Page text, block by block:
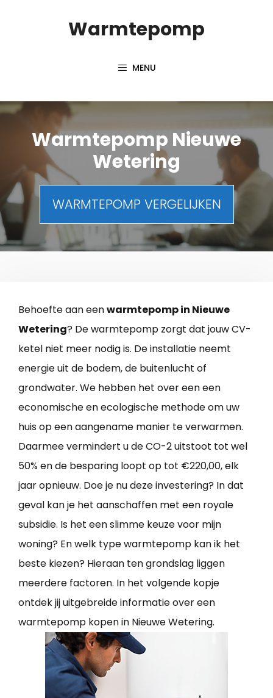
Warmtepomp
MENU
Warmtepomp Nieuwe
Wetering
WARMTEPOMP VERGELIJKEN
Behoefte aan eenwarmtepomp in Nieuwe
Wetering? De warmtepomp zorgt dat jouw CV-
ketel niet meer nodig is. De installatie neemt
energie uit de bodem, de buitenlucht of
grondwater. We hebben het over een een
economische en ecologische methode om uw
huis op een aangename manier te verwarmen.
Daarmee vermindert u de CO-2 uitstoot tot wel
50% en de besparing loopt op tot €220,00, elk
jaar opnieuw. Doe je nu deze investering? In dat
geval kan je het aanschaffen met een royale
subsidie. Is het een slimme keuze voor mijn
woning? En welk type warmtepomp kan ik het
beste kiezen? Hieraan ten grondslag liggen
meerdere factoren. In het volgende kopje
ontdek jij uitgebreide informatie over een
warmtepomp kopen in Nieuwe Wetering.